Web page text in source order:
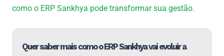
como o ERP Sankhya pode transformar sua gestão.
Quer saber mais como o ERP Sankhya vai evoluir a